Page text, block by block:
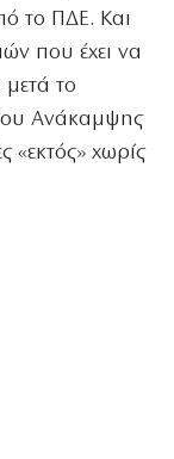
το ΠΔΕ. Και
που έχει να
μετά το
Ανάκαμψης
«εκτός» χωρίς